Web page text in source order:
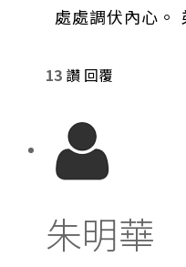
處處調伏內心。
13 讚 回覆
朱明華